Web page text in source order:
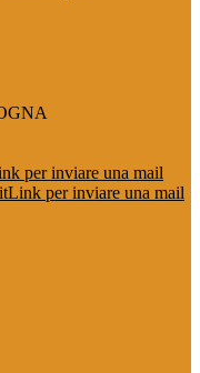
per inviare una mail
Link per inviare una mail